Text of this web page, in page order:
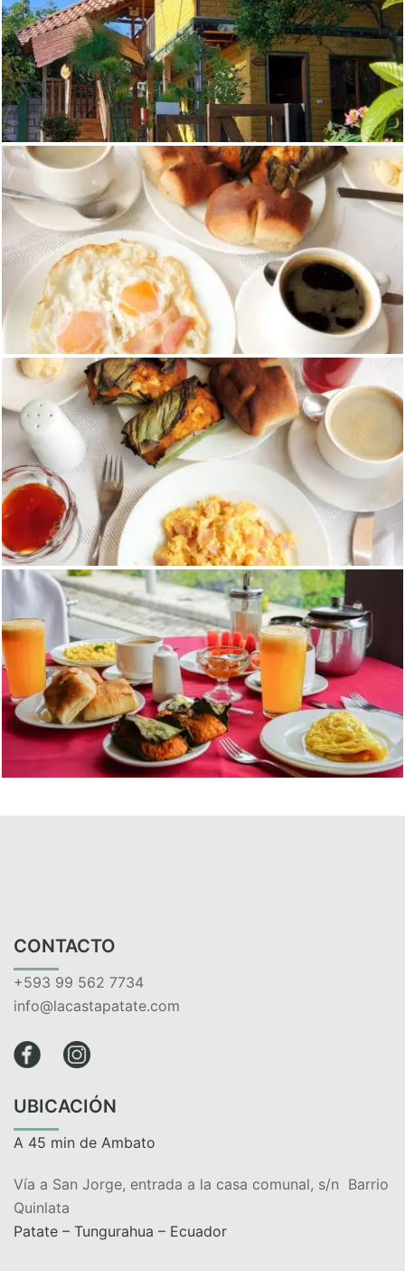
CONTACTO
+593 99 562 7734
info@lacastapatate.com
UBICACIÓN
A 45 min de Ambato
Vía a San Jorge, entrada a la casa comunal, s/n Barrio
Quinlata
Patate – Tungurahua – Ecuador​